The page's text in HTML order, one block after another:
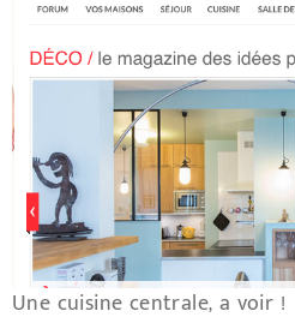
Une cuisine centrale, a voir !